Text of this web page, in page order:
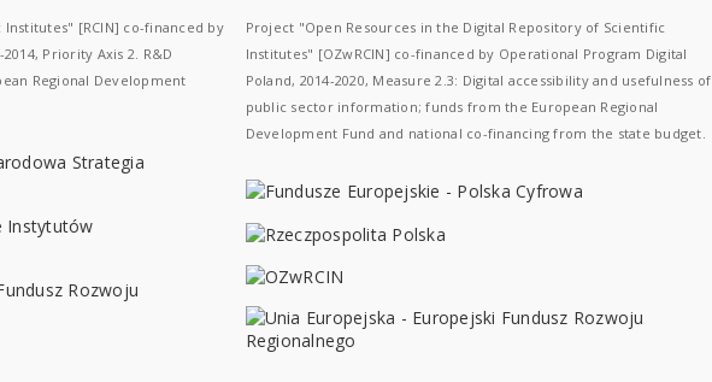
[RCIN] co-financed by
Priority Axis 2. R&D
Regional Development
Project "Open Resources in the Digital Repository of Scientific
Institutes" [OZwRCIN] co-financed by Operational Program Digital
Poland, 2014-2020, Measure 2.3: Digital accessibility and usefulness of
public sector information; funds from the European Regional
Development Fund and national co-financing from the state budget.